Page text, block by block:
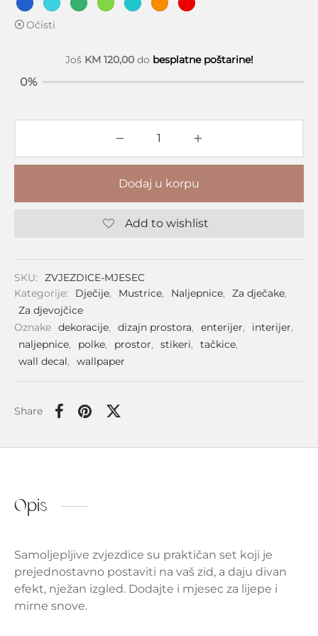
Očisti
Još KM120,00do besplatne poštarine!
0%
Dodaj u korpu
Add to wishlist
SKU:
ZVJEZDICE-MJESEC
Kategorije:
Dječije, Mustrice, Naljepnice, Za dječake,
Za djevojčice
Oznake dekoracije, dizajn prostora, enterijer, interijer,
naljepnice, polke, prostor, stikeri, tačkice,
wall decal, wallpaper
Share
Opis
Samoljepljive zvjezdice su praktičan set koji je
prejednostavno postaviti na vaš zid, a daju divan
efekt, nježan izgled. Dodajte i mjesec za lijepe i
mirne snove.